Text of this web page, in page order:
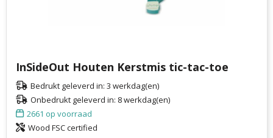
InSideOut Houten Kerstmis tic-tac-toe
Bedrukt geleverd in: 3 werkdag(en)
Onbedrukt geleverd in: 8 werkdag(en)
2661 op voorraad
Wood FSC certified